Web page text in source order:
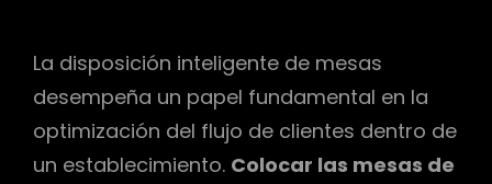
La disposición inteligente de mesas
desempeña un papel fundamental en la
optimización del flujo de clientes dentro de
un establecimiento. Colocar las mesas de